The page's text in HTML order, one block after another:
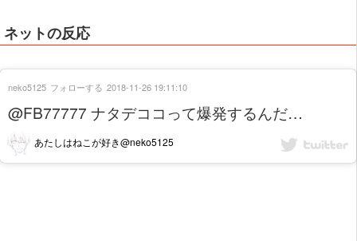
ネットの反応
@FB77777 ナタデココって爆発するんだ…
あたしはねこが好き@neko5125
neko5125 フォローする 2018-11-26 19:11:10